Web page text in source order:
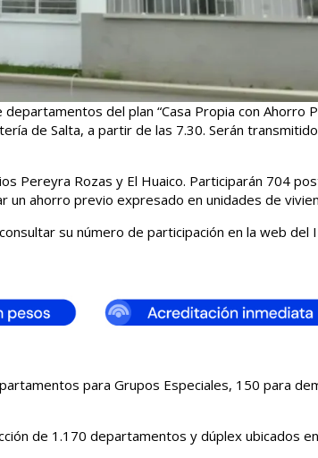
del plan “Casa Propia con Ahorro
de Salta, a partir de las 7.30. Serán
Pereyra Rozas y El Huaico. Participarán 704
ahorro previo expresado en unidades de
su número de participación en la web del
para Grupos Especiales, 150 para
de 1.170 departamentos y dúplex ubicados